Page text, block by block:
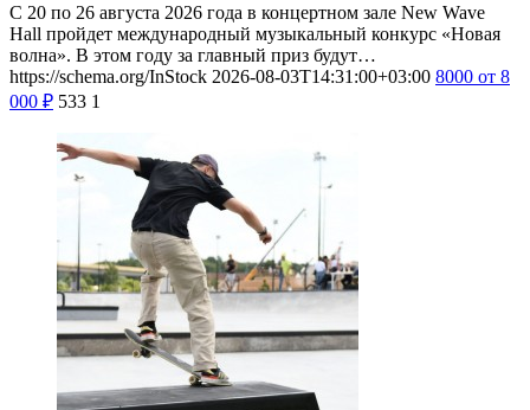
С 20 по 26 августа 2026 года в концертном зале New Wave
Hall пройдет международный музыкальный конкурс «Новая
волна». В этом году за главный приз будут…
https://schema.org/InStock 2026-08-03T14:31:00+03:00 8000 от 8
000 ₽ 533 1